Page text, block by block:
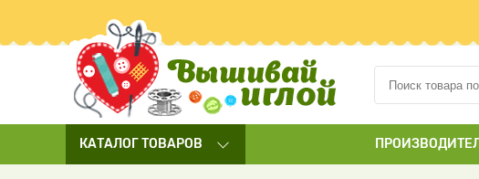
КАТАЛОГТОВАРОВ